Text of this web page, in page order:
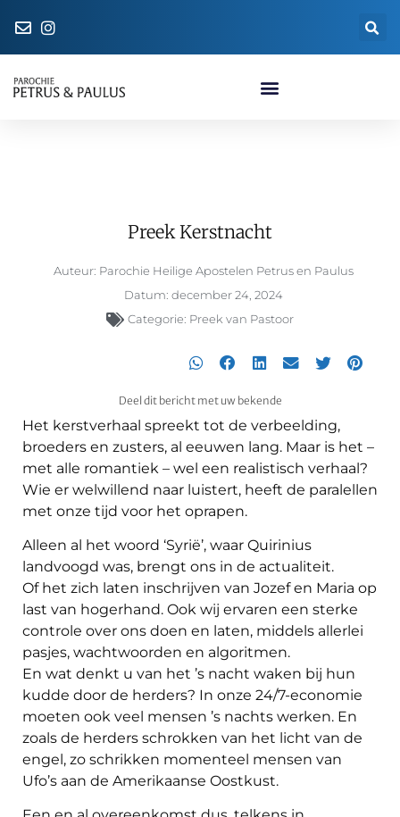
Preek Kerstnacht
Auteur: Parochie Heilige Apostelen Petrus en Paulus
Datum: december 24, 2024
Categorie: Preek van Pastoor
Deel dit bericht met uw bekende
Het kerstverhaal spreekt tot de verbeelding,
broeders en zusters, al eeuwen lang. Maar is het –
met alle romantiek – wel een realistisch verhaal?
Wie er welwillend naar luistert, heeft de paralellen
met onze tijd voor het oprapen.
Alleen al het woord ‘Syrië’, waar Quirinius
landvoogd was, brengt ons in de actualiteit.
Of het zich laten inschrijven van Jozef en Maria op
last van hogerhand. Ook wij ervaren een sterke
controle over ons doen en laten, middels allerlei
pasjes, wachtwoorden en algoritmen.
En wat denkt u van het ’s nacht waken bij hun
kudde door de herders? In onze 24/7-economie
moeten ook veel mensen ’s nachts werken. En
zoals de herders schrokken van het licht van de
engel, zo schrikken momenteel mensen van
Ufo’s aan de Amerikaanse Oostkust.